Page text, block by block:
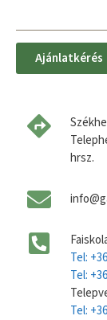
Ajánlatkérés
hrsz.
Tel:
Tel:
Tel: